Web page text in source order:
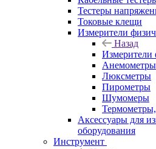
Тестеры
Токовые клещи
Измерители
Назад
Измерители
Анемометры
Люксметры
Пирометры
Шумомеры
Аксессуары для
оборудования
Инструмент